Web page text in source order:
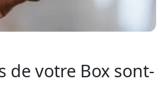
de votre Box sont-